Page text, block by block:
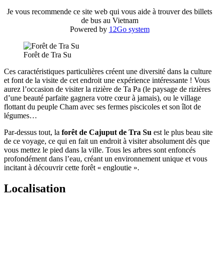
Je vous recommende ce site web qui vous aide à trouver des billets
de bus au Vietnam
Powered by 12Go system
Forêt de Tra Su
Ces caractéristiques particulières créent une diversité dans la culture
et font de la visite de cet endroit une expérience intéressante ! Vous
aurez l’occasion de visiter la rizière de Ta Pa (le paysage de rizières
d’une beauté parfaite gagnera votre cœur à jamais), ou le village
flottant du peuple Cham avec ses fermes piscicoles et son îlot de
légumes…
Par-dessus tout, la forêt de Cajuput de Tra Su est le plus beau site
de ce voyage, ce qui en fait un endroit à visiter absolument dès que
vous mettez le pied dans la ville. Tous les arbres sont enfoncés
profondément dans l’eau, créant un environnement unique et vous
incitant à découvrir cette forêt « engloutie ».
Localisation